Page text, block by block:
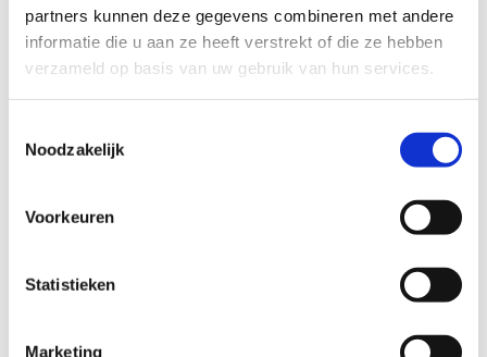
partners kunnen deze gegevens combineren met andere
informatie die u aan ze heeft verstrekt of die ze hebben
verzameld op basis van uw gebruik van hun services.
Noodzakelijk
Voorkeuren
Statistieken
Marketing
met vervoer (de ouders zijn bezig met
eigen vervoer te regelen)
waar deze peuters af en toe op vrijdag
een paar uurtjes mogen spelen, eventueel
uit te breiden met soms een nachtje
liefst met een tuin
Dan kun je contact opnemen met Nicole Huls,
coördinator in Maastricht en Eijsden-Margraten via